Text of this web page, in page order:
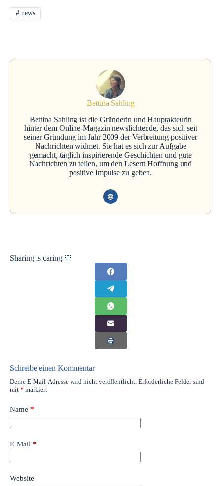
#news
Sharing is caring 🧡
Bettina Sahling
Bettina Sahling ist die Gründerin und Hauptakteurin
hinter dem Online-Magazin newslichter.de, das sich seit
seiner Gründung im Jahr 2009 der Verbreitung positiver
Nachrichten widmet. Sie hat es sich zur Aufgabe
gemacht, täglich inspirierende Geschichten und gute
Nachrichten zu teilen, um den Lesern Hoffnung und
positive Impulse zu geben.
Schreibe einen Kommentar
Deine E-Mail-Adresse wird nicht veröffentlicht. Erforderliche Felder sind
mit * markiert
Name *
E-Mail *
Website